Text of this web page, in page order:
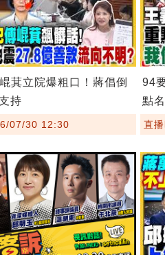
萁立院爆粗口！蔣倡倒
持
07/30 12:30
94
點
直